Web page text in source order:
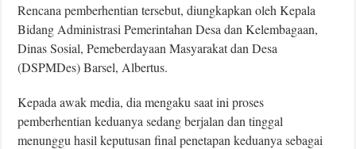
Rencana pemberhentian tersebut, diungkapkan oleh Kepala
Bidang Administrasi Pemerintahan Desa dan Kelembagaan,
Dinas Sosial, Pemeberdayaan Masyarakat dan Desa
(DSPMDes) Barsel, Albertus.
Kepada awak media, dia mengaku saat ini proses
pemberhentian keduanya sedang berjalan dan tinggal
menunggu hasil keputusan final penetapan keduanya sebagai